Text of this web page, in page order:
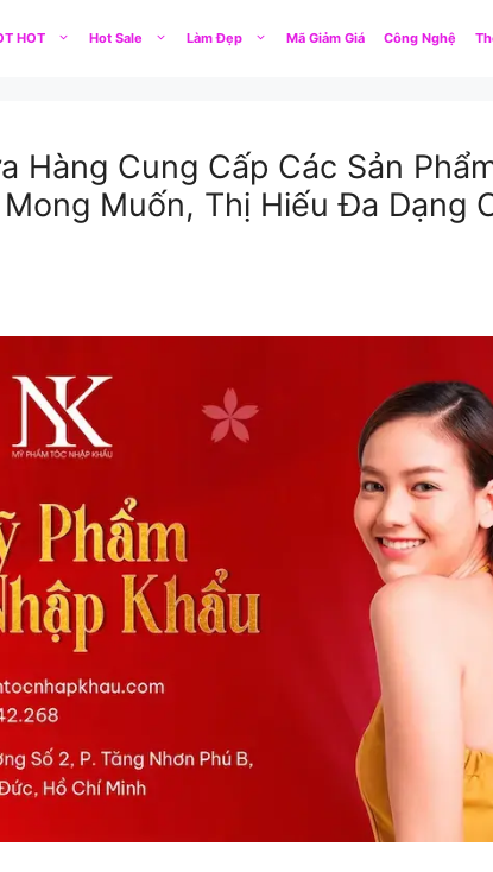
HOT Hot Sale Làm Đẹp Mã Giảm Giá Công Nghệ
Hàng Cung Cấp Các Sản
Muốn, Thị Hiếu Đa Dạng